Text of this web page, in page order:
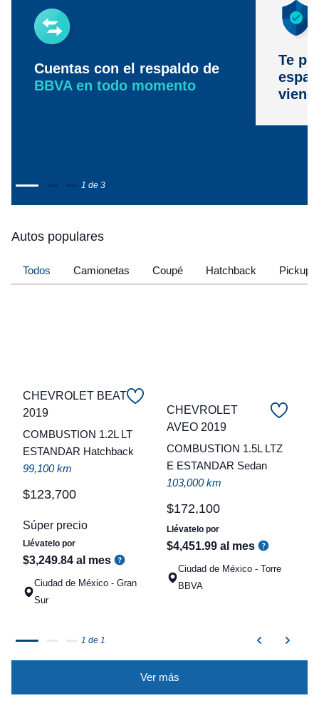
Cuentas con el respaldo de
BBVA en todo momento
Te
1 de 3
Autos populares
Todos Camionetas Coupé Hatchback Pickup
CHEVROLET BEAT
2019
COMBUSTION 1.2L LT
ESTANDAR Hatchback
99,100 km
$123,700
Súper precio
Llévatelo por
$3,249.84 al mes
Ciudad de México - Gran
Sur
CHEVROLET
AVEO 2019
COMBUSTION 1.5L LTZ
E ESTANDAR Sedan
103,000 km
$172,100
Llévatelo por
$4,451.99 al mes
Ciudad de México - Torre
BBVA
1 de 1
Ver más